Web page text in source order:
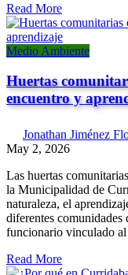
Read More
Medio Ambiente
Huertas
encuentro y
Jonathan Jiménez
May 2, 2026
Las huertas
la Municipalidad de
naturaleza, el
diferentes comunidades
funcionario vinculado
Read More